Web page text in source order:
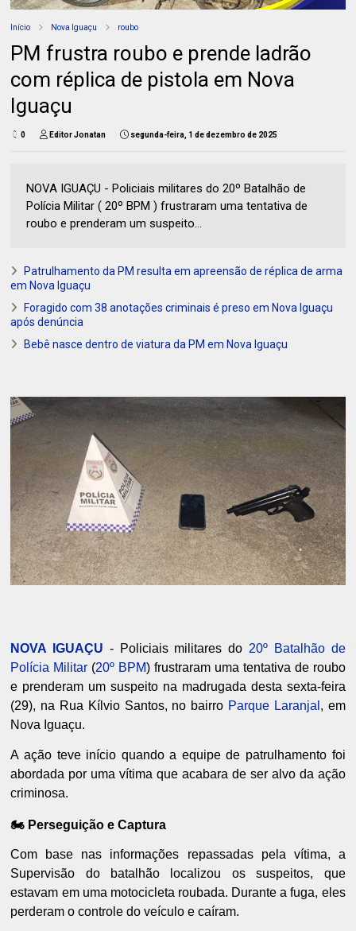
Início Nova Iguaçu roubo
PM frustra roubo e prende ladrão
com réplica de pistola em Nova
Iguaçu
0 Editor Jonatan segunda-feira, 1 de dezembro de 2025
NOVA IGUAÇU - Policiais militares do 20º Batalhão de
Polícia Militar ( 20º BPM ) frustraram uma tentativa de
roubo e prenderam um suspeito...
Patrulhamento da PM resulta em apreensão de réplica de arma
em Nova Iguaçu
Foragido com 38 anotações criminais é preso em Nova Iguaçu
após denúncia
Bebê nasce dentro de viatura da PM em Nova Iguaçu
NOVA IGUAÇU - Policiais militares do 20º Batalhão de
Polícia Militar (20º BPM) frustraram uma tentativa de roubo
e prenderam um suspeito na madrugada desta sexta-feira
(29), na Rua Kílvio Santos, no bairro Parque Laranjal , em
Nova Iguaçu.
A ação teve início quando a equipe de patrulhamento foi
abordada por uma vítima que acabara de ser alvo da ação
criminosa.
🏍️ Perseguição e Captura
Com base nas informações repassadas pela vítima, a
Supervisão do batalhão localizou os suspeitos, que
estavam em uma motocicleta roubada. Durante a fuga, eles
perderam o controle do veículo e caíram.